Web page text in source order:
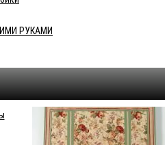
РУКАМИ